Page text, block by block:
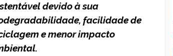
devido à sua
facilidade de
e menor impacto